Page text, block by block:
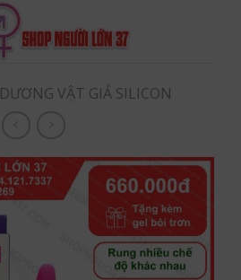
DƯƠNG VẬT GIẢ SILICON